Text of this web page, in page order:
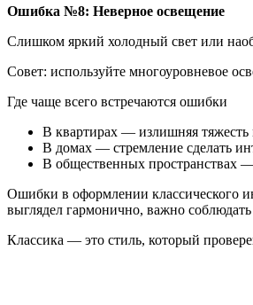
Ошибка №8: Неверное освещение
Слишком яркий холодный свет или
Совет: используйте многоуровневое
Где чаще всего встречаются ошибки
В квартирах — излишняя тяжесть
В домах — стремление сделать
В общественных пространствах —
Ошибки в оформлении классического
выглядел гармонично, важно
Классика — это стиль, который